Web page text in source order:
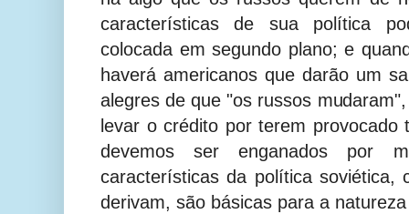
características de sua política
colocada em segundo plano; e
haverá americanos que darão um
alegres de que "os russos
levar o crédito por terem provocado
devemos ser enganados por
características da política soviética,
derivam, são básicas para a